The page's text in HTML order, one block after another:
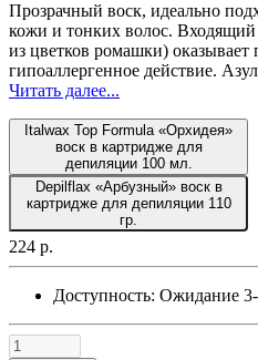
Прозрачный воск, идеально
кожи и тонких волос. Входящий
из цветков ромашки) оказывает
гипоаллергенное действие.
Читать далее...
Italwax Top Formula «Орхидея»
воск в картридже для
депиляции 100 мл.
Depilflax «Арбузный» воск в
картридже для депиляции 110
гр.
224 р.
Доступность: Ожидание